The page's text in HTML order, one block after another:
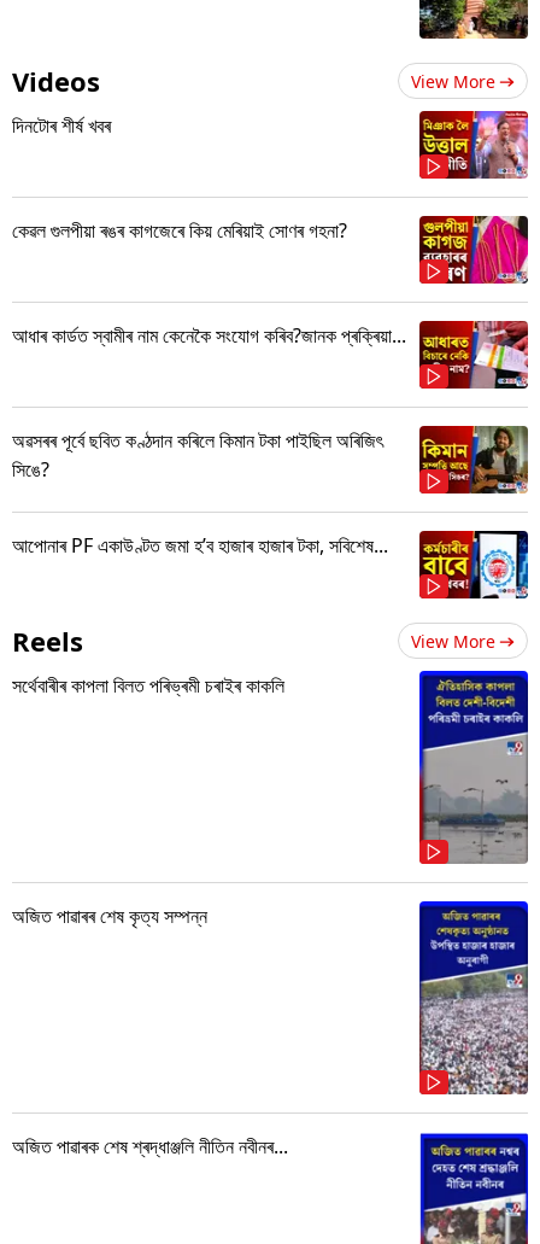
Videos View More
দিনটোৰ শীৰ্ষ খবৰ
কেৱল গুলপীয়া ৰঙৰ কাগজেৰে কিয় মেৰিয়াই সোণৰ গহনা?
আধাৰ কাৰ্ডত স্বামীৰ নাম কেনেকৈ সংযোগ কৰিব?জানক প্ৰক্ৰিয়া...
অৱসৰৰ পূৰ্বে ছবিত কণ্ঠদান কৰিলে কিমান টকা পাইছিল অৰিজিৎ
সিঙে?
আপোনাৰ PF একাউণ্টত জমা হ’ব হাজাৰ হাজাৰ টকা, সবিশেষ...
Reels View More
সৰ্থেবাৰীৰ কাপলা বিলত পৰিভ্ৰমী চৰাইৰ কাকলি
অজিত পাৱাৰৰ শেষ কৃত্য সম্পন্ন
অজিত পাৱাৰক শেষ শ্ৰদ্ধাঞ্জলি নীতিন নবীনৰ...